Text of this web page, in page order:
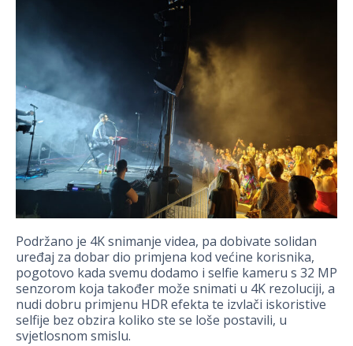
Podržano je 4K snimanje videa, pa dobivate solidan
uređaj za dobar dio primjena kod većine korisnika,
pogotovo kada svemu dodamo i selfie kameru s 32 MP
senzorom koja također može snimati u 4K rezoluciji, a
nudi dobru primjenu HDR efekta te izvlači iskoristive
selfije bez obzira koliko ste se loše postavili, u
svjetlosnom smislu.